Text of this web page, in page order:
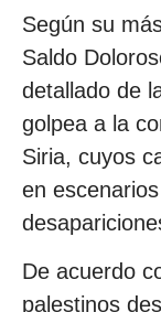
Según su
Saldo
detallado de
golpea a la
Siria, cuyos
en
De acuerdo
palestinos